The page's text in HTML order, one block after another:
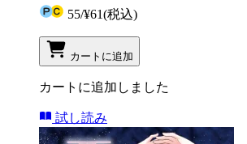
55/¥61(税込)
カートに追加
カートに追加しました
試し読み